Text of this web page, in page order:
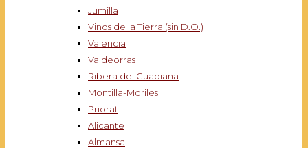
Jumilla
Vinos de la Tierra (sin D.O.)
Valencia
Valdeorras
Ribera del Guadiana
Montilla-Moriles
Priorat
Alicante
Almansa